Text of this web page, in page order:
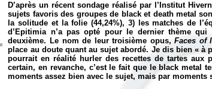
D’après un récent sondage réalisé par l’Institut
sujets favoris des groupes de black et death metal
la solitude et la folie (44,24%), 3) les matches de
d’Epitimia n’a pas opté pour le dernier thème
deuxième. Le nom de leur troisième opus,Faces of
place au doute quant au sujet abordé. Je dis bien « à
pourrait en réalité hurler des recettes de tartes aux
certain, en revanche, c’est le fait que le black metal
moments assez bien avec le sujet, mais par moments